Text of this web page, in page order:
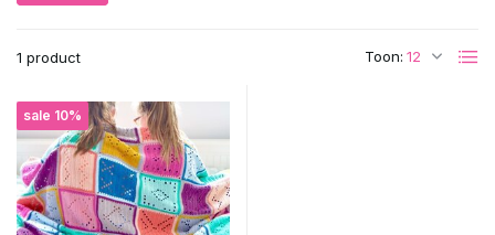
1 product Toon:
sale 10%